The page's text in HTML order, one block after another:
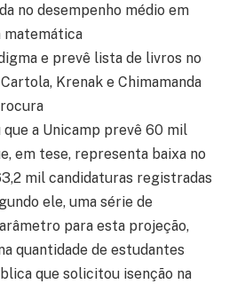
no desempenho médio em
matemática
e prevê lista de livros no
Krenak e Chimamanda
a Unicamp prevê 60 mil
em tese, representa baixa no
mil candidaturas registradas
ele, uma série de
para esta projeção,
quantidade de estudantes
que solicitou isenção na